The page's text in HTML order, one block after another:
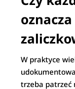
W praktyce
trzeba patrzeć